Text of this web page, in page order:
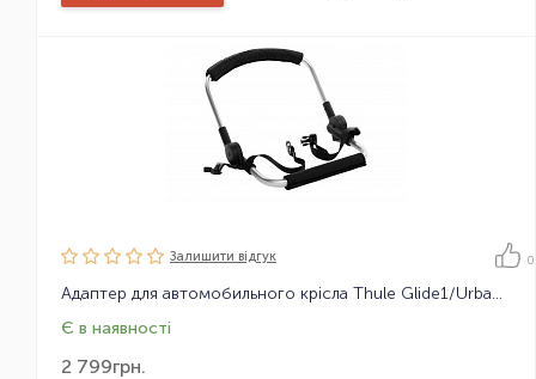
Залишити вiдгук 0
Адаптер для автомобильного крісла Thule Glide1/Urban Glide1/Urban Glide2 Car Seat Adapter
Є в наявності
2 799грн.